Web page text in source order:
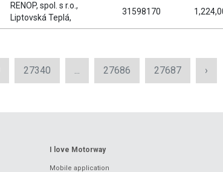
RENOP, spol. s r.o.,
Liptovská Teplá,
31598170
27340 ... 27686 27687 ›
I love Motorway
Mobile application